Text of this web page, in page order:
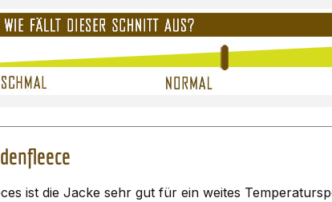
ist die Jacke sehr gut für ein weites